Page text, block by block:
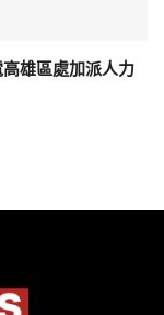
雄區處加派人力